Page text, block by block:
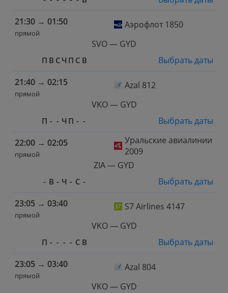
21:30 → 01:50
прямой
Аэрофлот 1850
SVO — GYD
П В С Ч П С В
Выбрать даты
21:40 → 02:15
прямой
Azal 812
VKO — GYD
П - - Ч П - -
Выбрать даты
22:00 → 02:05
прямой
Уральские авиалинии
2009
ZIA — GYD
- В - Ч - С -
Выбрать даты
23:05 → 03:40
прямой
S7 Airlines 4147
VKO — GYD
П - - - - С В
Выбрать даты
23:05 → 03:40
прямой
Azal 804
VKO — GYD